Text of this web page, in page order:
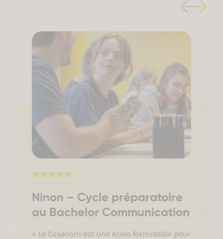
Ninon – Cycle préparatoire
au Bachelor Communication
« Le Cesacom est une école formidable pour